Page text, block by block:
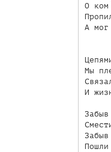
О ком
А мог
Мы
И